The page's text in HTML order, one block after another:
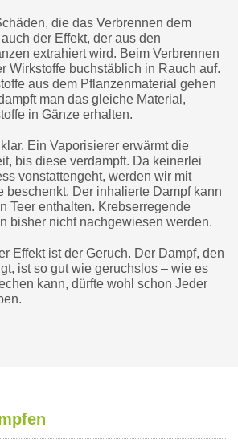
die das Verbrennen dem
der Effekt, der aus den
extrahiert wird. Beim Verbrennen
Wirkstoffe buchstäblich in Rauch auf.
aus dem Pflanzenmaterial gehen
man das gleiche Material,
in Gänze erhalten.
Ein Vaporisierer erwärmt die
bis diese verdampft. Da keinerlei
vonstattengeht, werden wir mit
beschenkt. Der inhalierte Dampf kann
Teer enthalten. Krebserregende
bisher nicht nachgewiesen werden.
Effekt ist der Geruch. Der Dampf, den
ist so gut wie geruchslos – wie es
kann, dürfte wohl schon Jeder